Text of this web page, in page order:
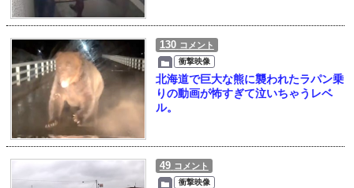
130 コメント
衝撃映像
北海道で巨大な熊に襲われたラパン乗
りの動画が怖すぎて泣いちゃうレベ
ル。
49 コメント
衝撃映像